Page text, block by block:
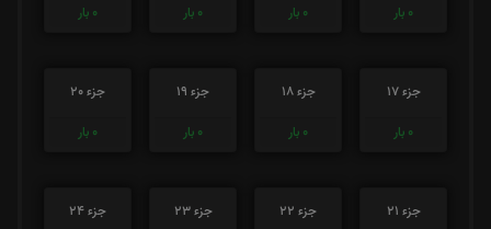
0 بار
0 بار
0 بار
0 بار
جزء 17
0 بار
جزء 18
0 بار
جزء 19
0 بار
جزء 20
0 بار
جزء 21
جزء 22
جزء 23
جزء 24